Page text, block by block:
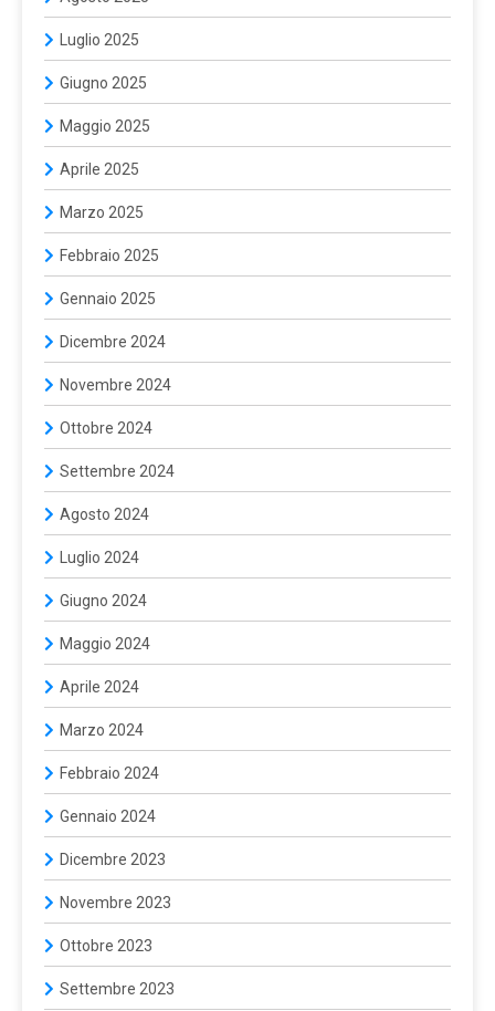
Luglio 2025
Giugno 2025
Maggio 2025
Aprile 2025
Marzo 2025
Febbraio 2025
Gennaio 2025
Dicembre 2024
Novembre 2024
Ottobre 2024
Settembre 2024
Agosto 2024
Luglio 2024
Giugno 2024
Maggio 2024
Aprile 2024
Marzo 2024
Febbraio 2024
Gennaio 2024
Dicembre 2023
Novembre 2023
Ottobre 2023
Settembre 2023